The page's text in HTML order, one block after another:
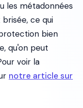
les métadonnées
ce qui
bien
qu'on peut
voir la
notre article sur